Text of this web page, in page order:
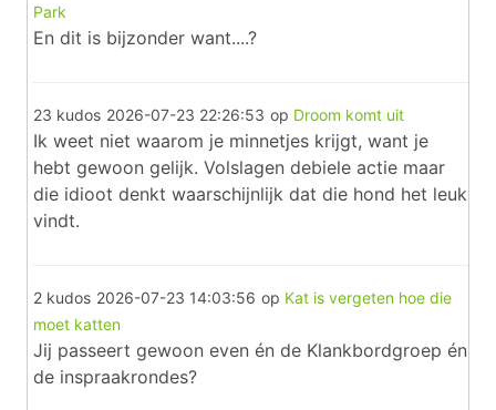
Park
En dit is bijzonder want....?
23 kudos 2026-07-23 22:26:53 op Droom komt uit
Ik weet niet waarom je minnetjes krijgt, want je
hebt gewoon gelijk. Volslagen debiele actie maar
die idioot denkt waarschijnlijk dat die hond het leuk
vindt.
2 kudos 2026-07-23 14:03:56 op Kat is vergeten hoe die
moet katten
Jij passeert gewoon even én de Klankbordgroep én
de inspraakrondes?